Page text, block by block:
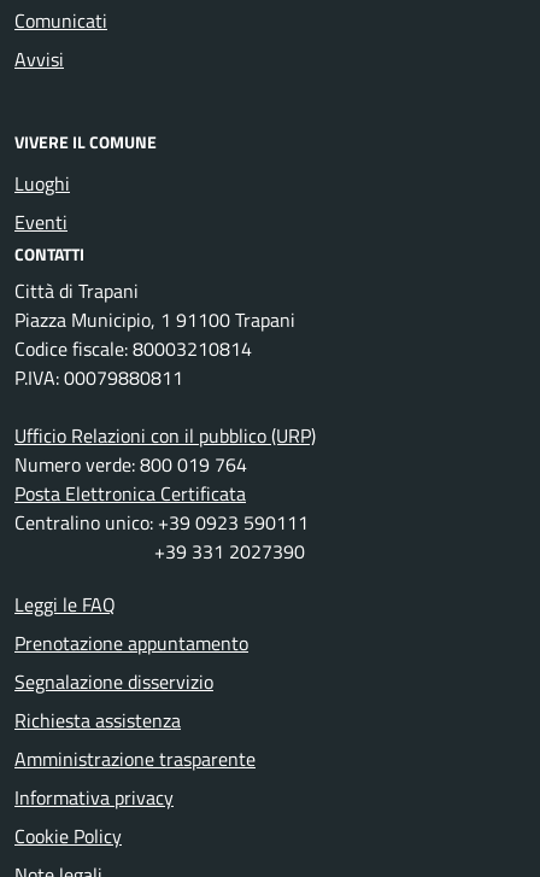
Comunicati
Avvisi
VIVERE IL COMUNE
Luoghi
Eventi
CONTATTI
Città di Trapani
Piazza Municipio, 1 91100 Trapani
Codice fiscale: 80003210814
P.IVA: 00079880811
Ufficio Relazioni con il pubblico (URP)
Numero verde: 800 019 764
Posta Elettronica Certificata
Centralino unico: +39 0923 590111
+39 331 2027390
Leggi le FAQ
Prenotazione appuntamento
Segnalazione disservizio
Richiesta assistenza
Amministrazione trasparente
Informativa privacy
Cookie Policy